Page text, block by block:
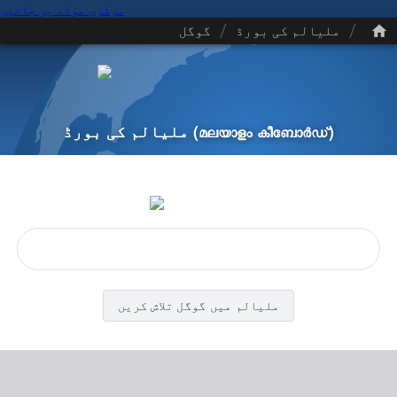
مرکزی مواد پر جائیں
/ ملیالم کی بورڈ / گوگل
ملیالم کی بورڈ (മലയാളം കീബോർഡ്)
ملیالم میں گوگل تلاش کریں